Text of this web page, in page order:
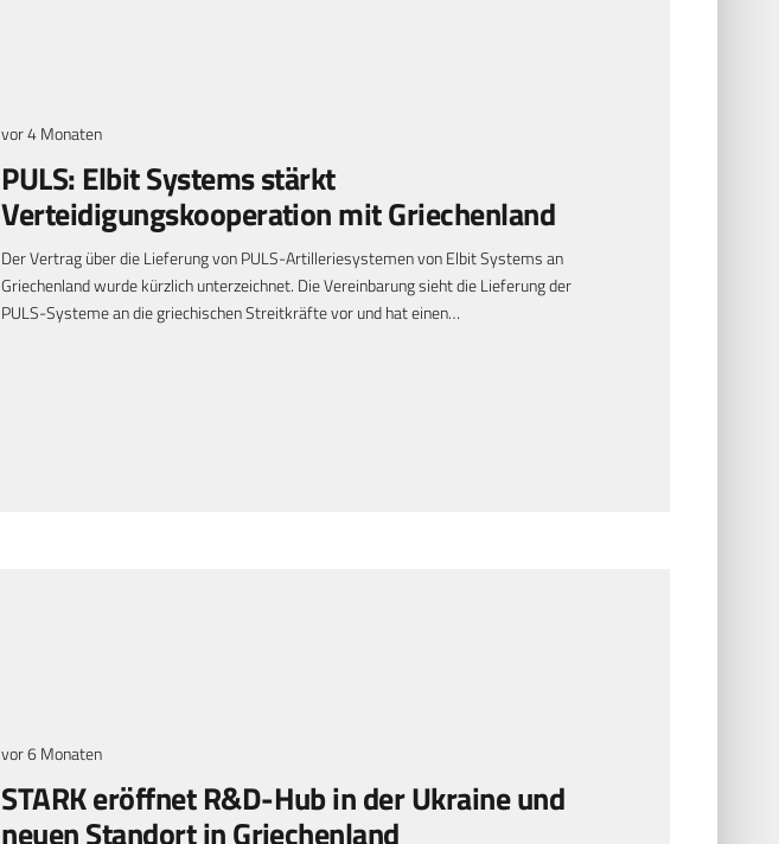
vor 4 Monaten
PULS: Elbit Systems stärkt
Verteidigungskooperation mit Griechenland
Der Vertrag über die Lieferung von PULS-Artilleriesystemen von Elbit Systems an
Griechenland wurde kürzlich unterzeichnet. Die Vereinbarung sieht die Lieferung der
PULS-Systeme an die griechischen Streitkräfte vor und hat einen…
vor 6 Monaten
STARK eröffnet R&D-Hub in der Ukraine und
neuen Standort in Griechenland